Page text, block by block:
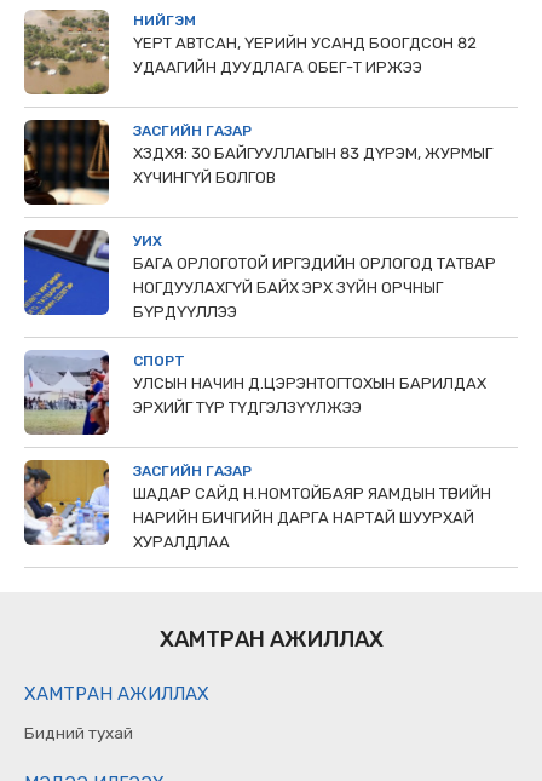
НИЙГЭМ
ҮЕРТ АВТСАН, ҮЕРИЙН УСАНД БООГДСОН 82
УДААГИЙН ДУУДЛАГА ОБЕГ-Т ИРЖЭЭ
ЗАСГИЙН ГАЗАР
ХЗДХЯ: 30 БАЙГУУЛЛАГЫН 83 ДҮРЭМ, ЖУРМЫГ
ХҮЧИНГҮЙ БОЛГОВ
УИХ
БАГА ОРЛОГОТОЙ ИРГЭДИЙН ОРЛОГОД ТАТВАР
НОГДУУЛАХГҮЙ БАЙХ ЭРХ ЗҮЙН ОРЧНЫГ
БҮРДҮҮЛЛЭЭ
СПОРТ
УЛСЫН НАЧИН Д.ЦЭРЭНТОГТОХЫН БАРИЛДАХ
ЭРХИЙГ ТҮР ТҮДГЭЛЗҮҮЛЖЭЭ
ЗАСГИЙН ГАЗАР
ШАДАР САЙД Н.НОМТОЙБАЯР ЯАМДЫН ТӨРИЙН
НАРИЙН БИЧГИЙН ДАРГА НАРТАЙ ШУУРХАЙ
ХУРАЛДЛАА
ХАМТРАН АЖИЛЛАХ
ХАМТРАН АЖИЛЛАХ
Бидний тухай